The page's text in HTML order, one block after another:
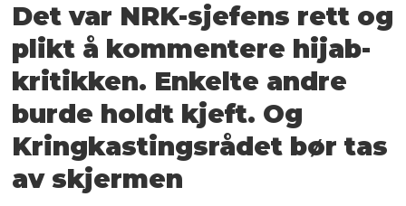
Det var NRK-sjefens rett og
plikt å kommentere hijab-
kritikken. Enkelte andre
burde holdt kjeft. Og
Kringkastingsrådet bør tas
av skjermen